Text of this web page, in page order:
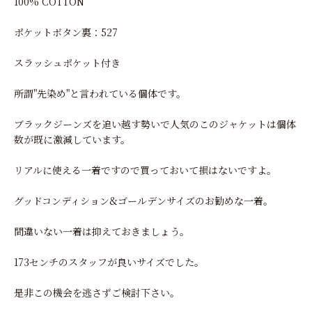
ポケットボタン裏：527
スラッシュポケット付き
所謂"先染め"と言われている個体です。
ブラックジーンズを追い越す勢いで人気のこのジャケットは個体
数が既に激減しています。
リアルに使える一着ですので買っておいて損はないですよ。
グッドコンディション&ゴールデンサイズのお勧めな一着。
間違いない一着は抑えておきましょう。
173センチのスタッフが良いサイズでした。
是非この機会を逃さずご検討下さい。